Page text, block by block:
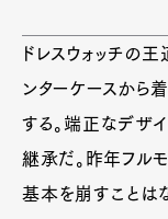
Pen
ドレスウォッチの
ンターケースから
する。端正なデザイ
継承だ。昨年フル
基本を崩すことは